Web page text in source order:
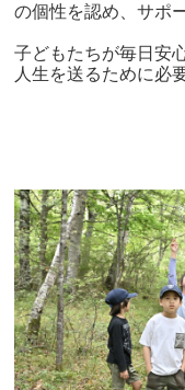
の個性を認め、サポ
子どもたちが毎日安
人生を送るために必